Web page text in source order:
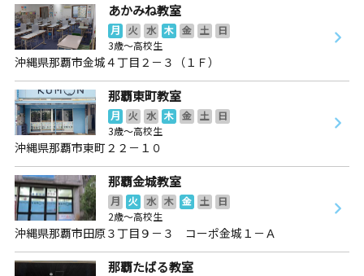
あかみね教室
月 火 水 木 金 土
日
3歳～高校生
沖縄県那覇市金城４丁目２－３（１Ｆ）
那覇東町教室
月 火 水 木 金 土
日
3歳～高校生
沖縄県那覇市東町２２－１０
那覇金城教室
月 火 水 木 金 土
日
2歳～高校生
沖縄県那覇市田原３丁目９－３ コーポ金城１－Ａ
那覇たばる教室